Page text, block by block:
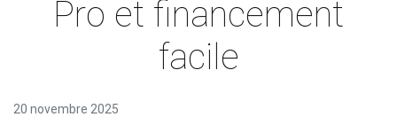
Pro et financement
facile
20 novembre 2025